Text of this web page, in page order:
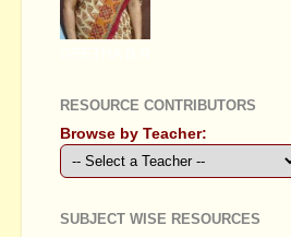
RESOURCE CONTRIBUTORS
Browse by Teacher:
SUBJECT WISE RESOURCES